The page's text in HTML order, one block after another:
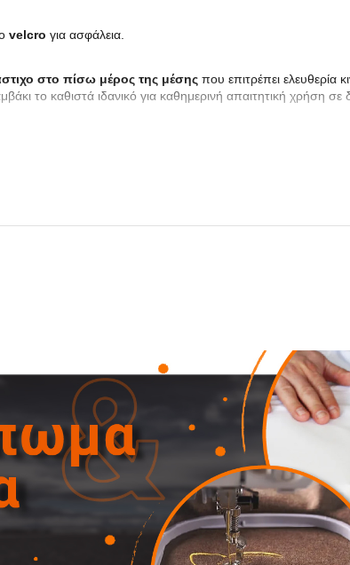
velcro για ασφάλεια.
στο πίσω μέρος της μέσης που επιτρέπει ελευθερία
το καθιστά ιδανικό για καθημερινή απαιτητική χρήση σε